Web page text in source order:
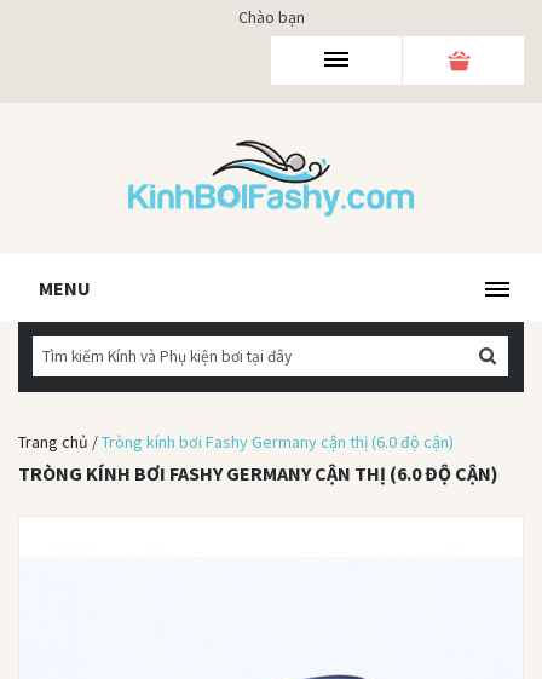
MENU
Chào bạn
Trang chủ /Tròng kính bơi Fashy Germany cận thị (6.0 độ cận)
TRÒNG KÍNH BƠI FASHY GERMANY CẬN THỊ (6.0 ĐỘ CẬN)